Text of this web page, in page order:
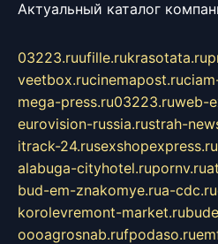
Актуальный каталог
03223.ruufille.rukrasotata.ru
veetbox.rucinemapost.ru
mega-press.ru03223.ruweb-
eurovision-russia.rustrah-
itrack-24.rusexshopexpress.ru
alabuga-cityhotel.rupornv.ru
bud-em-znakomye.rua-cdc.ru
korolevremont-market.ru
oooagrosnab.rufpodaso.ru